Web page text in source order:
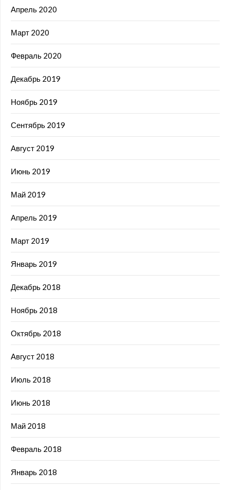
Апрель 2020
Март 2020
Февраль 2020
Декабрь 2019
Ноябрь 2019
Сентябрь 2019
Август 2019
Июнь 2019
Май 2019
Апрель 2019
Март 2019
Январь 2019
Декабрь 2018
Ноябрь 2018
Октябрь 2018
Август 2018
Июль 2018
Июнь 2018
Май 2018
Февраль 2018
Январь 2018